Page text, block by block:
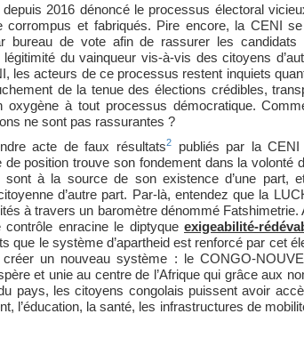
2016 dénoncé le processus électoral
corrompus et fabriqués. Pire encore, la CENI
bureau de vote afin de rassurer les candidats
du vainqueur vis-à-vis des citoyens
les acteurs de ce processus restent inquiets
de la tenue des élections crédibles,
à tout processus démocratique.
ne sont pas rassurantes ?
acte de faux résultats2
publiés par la
position trouve son fondement dans la volonté
à la source de son existence d’une part,
d’autre part. Par-là, entendez que la
à travers un baromètre dénommé Fatshimetrie.
enracine le diptyque exigeabilité-
que le système d’apartheid est renforcé par cet
un nouveau système : le CONGO-
et unie au centre de l’Afrique qui grâce aux
pays, les citoyens congolais puissent avoir
l’éducation, la santé, les infrastructures de